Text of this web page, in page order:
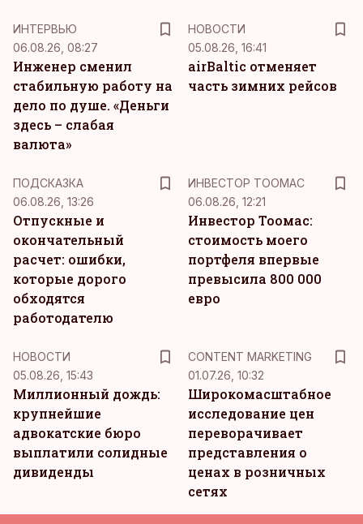
ИНТЕРВЬЮ
06.08.26, 08:27
Инженер сменил
стабильную работу на
дело по душе. «Деньги
здесь – слабая
валюта»
НОВОСТИ
05.08.26, 16:41
airBaltic отменяет
часть зимних рейсов
ПОДСКАЗКА
06.08.26, 13:26
Отпускные и
окончательный
расчет: ошибки,
которые дорого
обходятся
работодателю
ИНВЕСТОР ТООМАС
06.08.26, 12:21
Инвестор Тоомас:
стоимость моего
портфеля впервые
превысила 800 000
евро
НОВОСТИ
05.08.26, 15:43
Миллионный дождь:
крупнейшие
адвокатские бюро
выплатили солидные
дивиденды
CONTENT MARKETING
01.07.26, 10:32
Широкомасштабное
исследование цен
переворачивает
представления о
ценах в розничных
сетях